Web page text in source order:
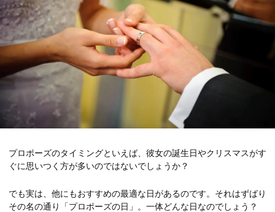
プロポーズのタイミングといえば、彼女の誕生日やクリスマスがす
ぐに思いつく方が多いのではないでしょうか？
でも実は、他にもおすすめの最適な日があるのです。それはずばり
その名の通り「プロポーズの日」。一体どんな日なのでしょう？